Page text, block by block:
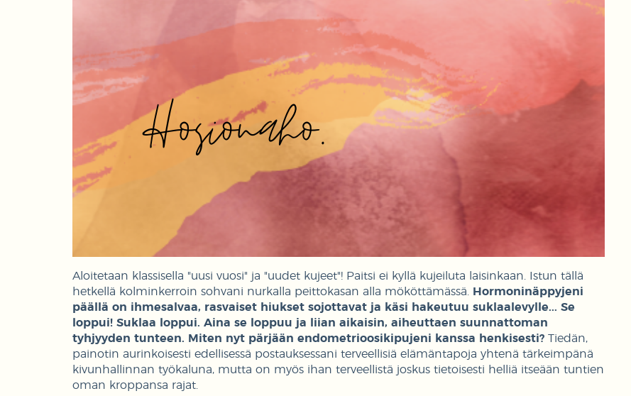
Aloitetaan klassisella "uusi vuosi" ja "uudet kujeet"! Paitsi ei kyllä kujeiluta laisinkaan. Istun tällä
hetkellä kolminkerroin sohvani nurkalla peittokasan alla mököttämässä.
Hormoninäppyjeni
päällä on ihmesalvaa, rasvaiset hiukset sojottavat ja käsi hakeutuu suklaalevylle... Se
loppui! Suklaa loppui. Aina se loppuu ja liian aikaisin, aiheuttaen suunnattoman
tyhjyyden tunteen. Miten nyt pärjään endometrioosikipujeni kanssa henkisesti? Tiedän,
painotin aurinkoisesti edellisessä postauksessani terveellisiä elämäntapoja yhtenä tärkeimpänä
kivunhallinnan työkaluna, mutta on myös ihan terveellistä joskus tietoisesti helliä itseään tuntien
oman kroppansa rajat.